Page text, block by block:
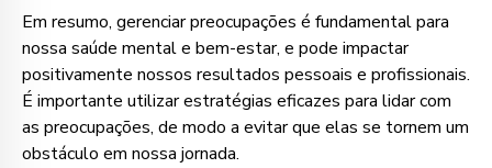
Em resumo, gerenciar preocupações é fundamental para
nossa saúde mental e bem-estar, e pode impactar
positivamente nossos resultados pessoais e profissionais.
É importante utilizar estratégias eficazes para lidar com
as preocupações, de modo a evitar que elas se tornem um
obstáculo em nossa jornada.